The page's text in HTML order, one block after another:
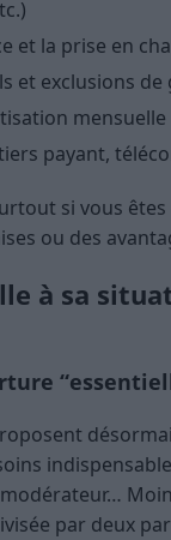
et la prise en
et exclusions de
payant,
si vous
ou des
à sa
par deux